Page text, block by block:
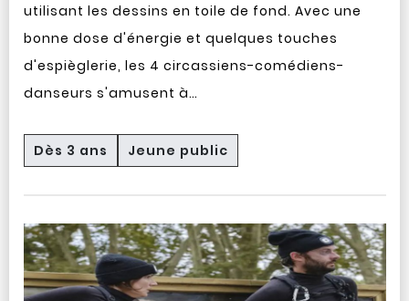
utilisant les dessins en toile de fond. Avec une
bonne dose d'énergie et quelques touches
d'espièglerie, les 4 circassiens-comédiens-
danseurs s'amusent à…
Dès 3 ans Jeune public